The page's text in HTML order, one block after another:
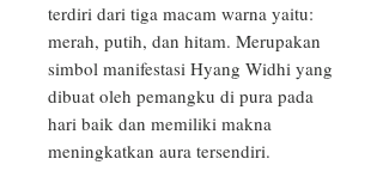
terdiri dari tiga macam warna yaitu:
merah, putih, dan hitam. Merupakan
simbol manifestasi Hyang Widhi yang
dibuat oleh pemangku di pura pada
hari baik dan memiliki makna
meningkatkan aura tersendiri.